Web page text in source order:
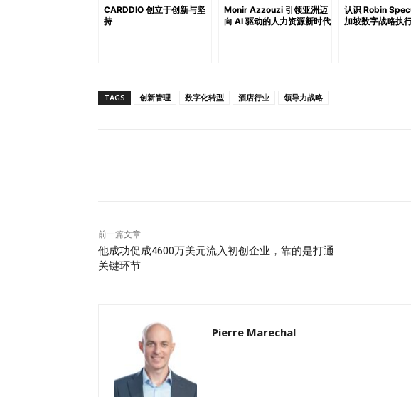
个 RFP 周期才发现自己失去了客户——为时已晚。 如何在本季度
业客户，更希望维持长期合作关系，不妨采取以下经过验证的策
往往比意外升级更能打动客户。 指定专属对接人：每一个企业客
而，许多酒店运营方仍然过于关注房价表和房源分配，忽视了真
性、宾客的安全感，以及客户对酒店“不出错”的信心。 在我目前
的盈亏表现，也会系统性地评估关键客户关系的长期健康状况。企
Maréchal 撰写。Pierre 拥有超过二十年在亚太及其他地区的行业
估、运营商筛选与商业战略等方面的专业建议。 以上为作者个人
业、领导力或商业洞察，请联系 NewInAsia.cn 编辑部。 亮点超
些“无声的警告”正在悄悄流失客户如何在本季度成功留住企业客户
CARDDIO 创立于创新与坚
持
Monir Azzouzi 引领亚洲迈
向 AI 驱动的人力资源新时代
认识 Robin
加坡数字战略执
TAGS 创新管理 数字化转型 酒店行业 领导力战略
前一篇文章
他成功促成4600万美元流入初创企业，靠的是打通
关键环节
Pierre Marechal